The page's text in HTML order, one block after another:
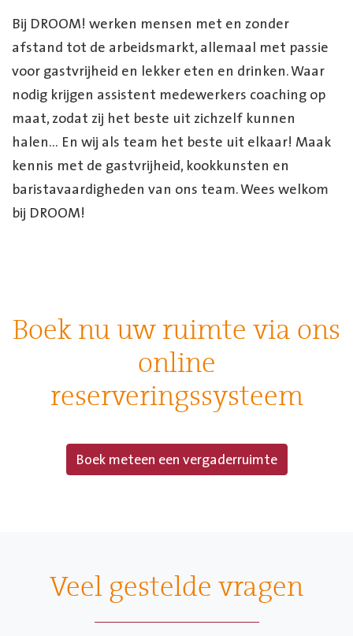
Bij DROOM! werken mensen met en zonder
afstand tot de arbeidsmarkt, allemaal met passie
voor gastvrijheid en lekker eten en drinken. Waar
nodig krijgen assistent medewerkers coaching op
maat, zodat zij het beste uit zichzelf kunnen
halen… En wij als team het beste uit elkaar! Maak
kennis met de gastvrijheid, kookkunsten en
baristavaardigheden van ons team. Wees welkom
bij DROOM!
Boek nu uw ruimte via ons
online
reserveringssysteem
Boek meteen een vergaderruimte
Veel gestelde vragen